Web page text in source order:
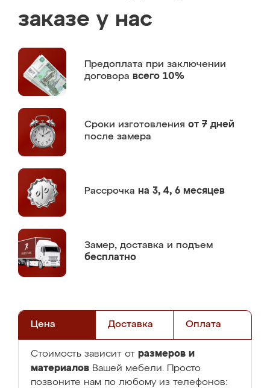
заказе у нас
Предоплата при заключении
договора всего 10%
Сроки изготовления от 7 дней
после замера
Рассрочка на 3, 4, 6 месяцев
Замер, доставка и подъем
бесплатно
Цена Доставка Оплата
Стоимость зависит от размеров и
материалов Вашей мебели. Просто
позвоните нам по любому из телефонов: